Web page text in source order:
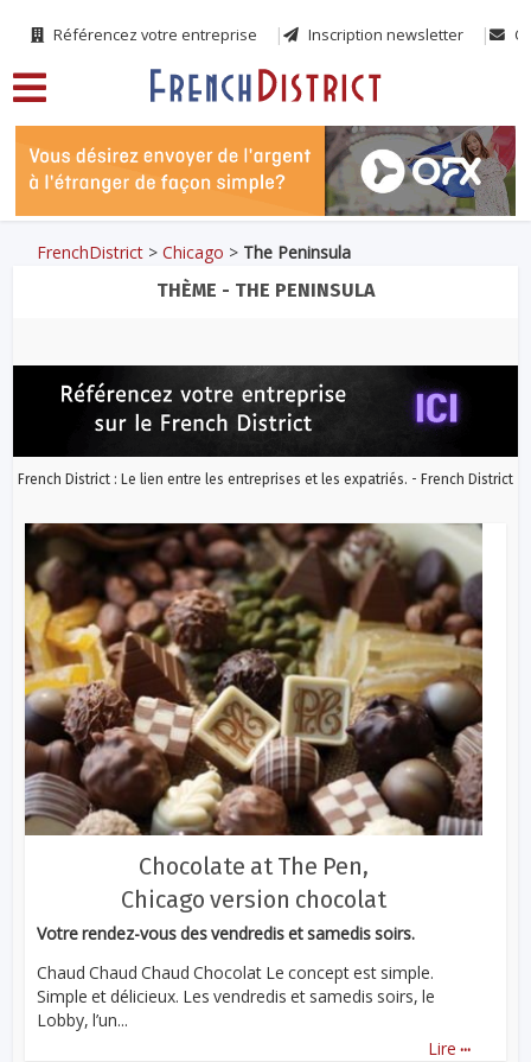
Référencez votre entreprise Inscription newsletter
FrenchDistrict >Chicago > The Peninsula
THÈME - THE PENINSULA
French District : Le lien entre les entreprises et les expatriés. - French District
Chocolate at The Pen,
Chicago version chocolat
Votre rendez-vous des vendredis et samedis soirs.
Chaud Chaud Chaud Chocolat Le concept est simple.
Simple et délicieux. Les vendredis et samedis soirs, le
Lobby, l’un...
Lire ...